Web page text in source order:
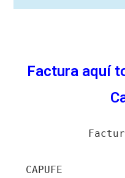
Factura aquí
CAPUFE